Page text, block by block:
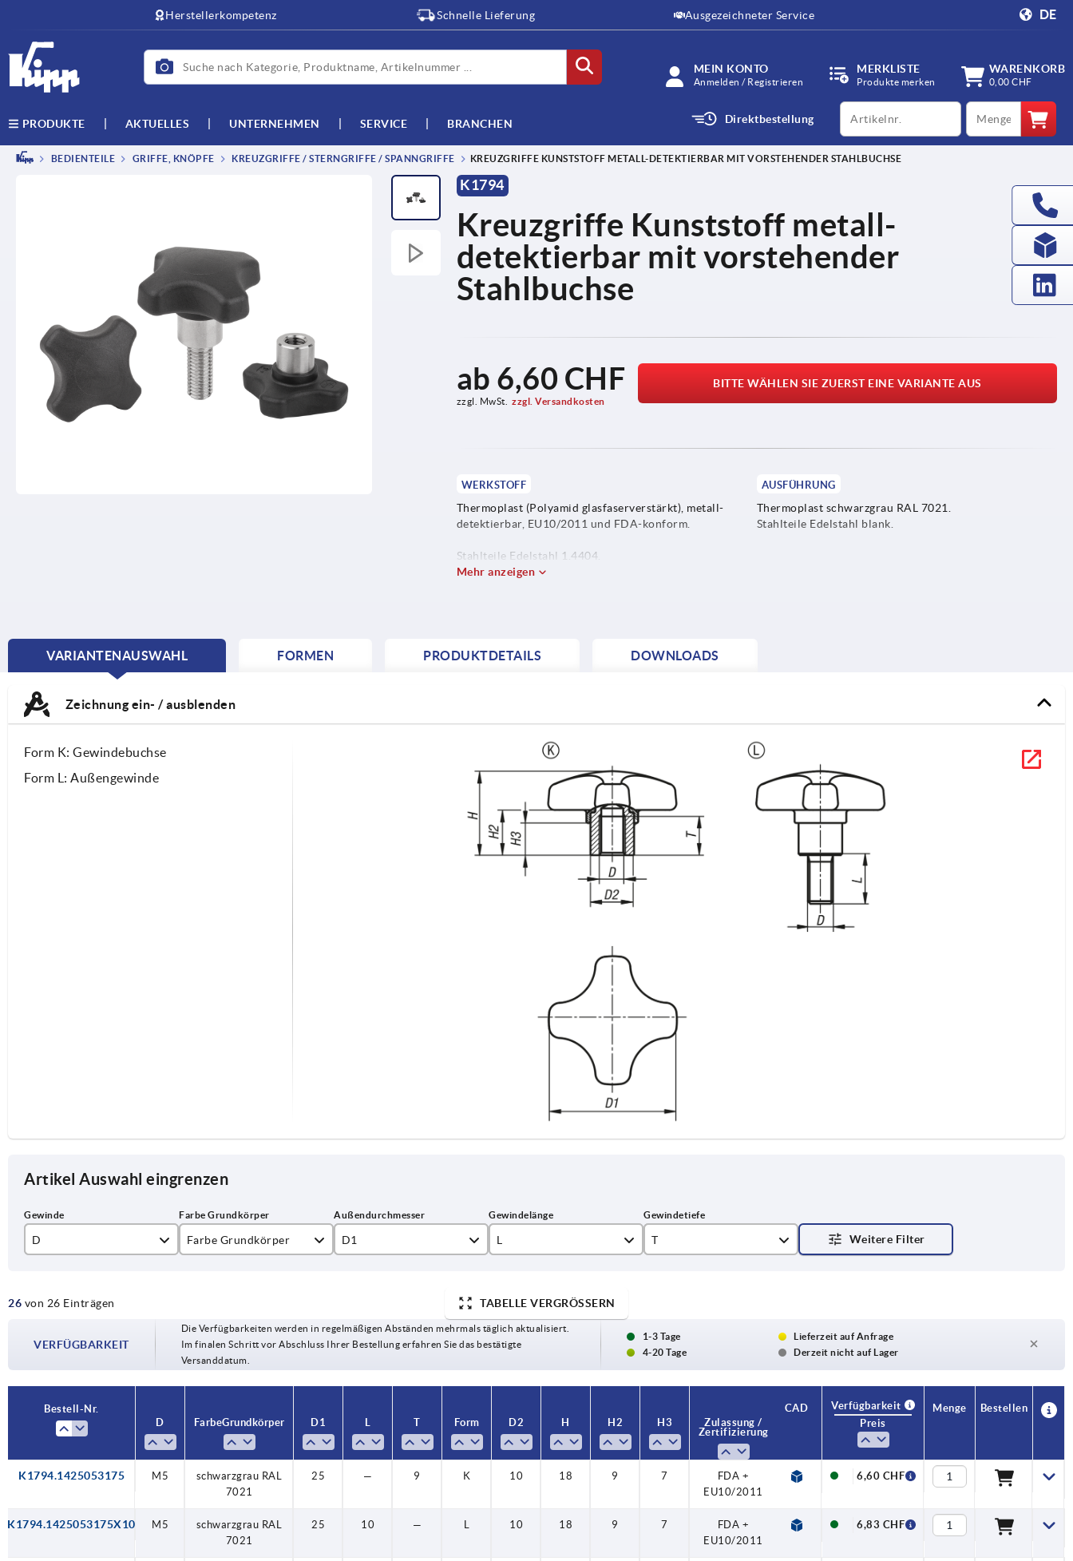
Herstellerkompetenz Schnelle Lieferung Ausgezeichneter Service DE
MEIN KONTO
Anmelden / Registrieren
MERKLISTE
Produkte merken
WARENKORB
0,00 CHF
PRODUKTE AKTUELLES UNTERNEHMEN SERVICE BRANCHEN Direktbestellung
productCode qty
BEDIENTEILE GRIFFE, KNÖPFE KREUZGRIFFE / STERNGRIFFE / SPANNGRIFFE KREUZGRIFFE KUNSTSTOFF METALL-DETEKTIERBAR MIT VORSTEHENDER STAHLBUCHSE
K1794
Kreuzgriffe Kunststoff metall-
detektierbar mit vorstehender
Stahlbuchse
ab 6,60 CHF
zzgl. MwSt. zzgl. Versandkosten
BITTE WÄHLEN SIE ZUERST EINE VARIANTE AUS
WERKSTOFF
Thermoplast (Polyamid glasfaserverstärkt), metall-
detektierbar, EU10/2011 und FDA-konform.
Stahlteile Edelstahl 1.4404.
AUSFÜHRUNG
Thermoplast schwarzgrau RAL 7021.
Stahlteile Edelstahl blank.
Mehr anzeigen
VARIANTENAUSWAHL
CURRENT
FORMEN PRODUKTDETAILS DOWNLOADS
Zeichnung ein- / ausblenden
Form K: Gewindebuchse
Form L: Außengewinde
Artikel Auswahl eingrenzen
D
M6
M10
Farbe Grundkörper D1
40
50
L
15
20
25
40
50
T
17
26 von 26 Einträgen TABELLE VERGRÖSSERN
VERFÜGBARKEIT
Die Verfügbarkeiten werden in regelmäßigen Abständen mehrmals täglich aktualisiert.
Im finalen Schritt vor Abschluss Ihrer Bestellung erfahren Sie das bestätigte
Versanddatum.
1-3 Tage
Lieferzeit auf Anfrage
4-20 Tage
Derzeit nicht auf Lager
Bestell-Nr.
D
Farbe Grundkörper D1 L T Form D2 H H2 H3
Zulassung /
Zertifizierung
CAD
Verfügbarkeit
Preis
Menge Bestellen
K1794.1425053175 M5
schwarzgrau RAL
7021
25 — 9 K 10 18 9 7
FDA +
EU10/2011
6,60 CHF
K1794.1425053175X10 M5
schwarzgrau RAL
7021
25 10 — L 10 18 9 7
FDA +
EU10/2011
6,83 CHF